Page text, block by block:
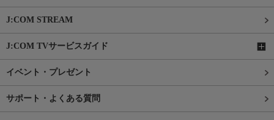
J:COM STREAM
J:COM TVサービスガイド
イベント・プレゼント
サポート・よくある質問